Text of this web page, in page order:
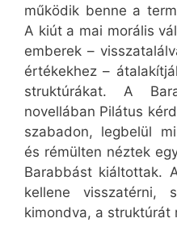
működik benne a
A kiút a mai morális
emberek –
értékekhez –
struktúrákat. A
novellában Pilátus
szabadon, legbelül
és rémülten néztek
Barabbást kiáltottak.
kellene visszatérni,
kimondva, a struktúrát